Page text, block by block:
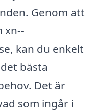
Genom att
xn--
kan du enkelt
bästa
Det är
som ingår i